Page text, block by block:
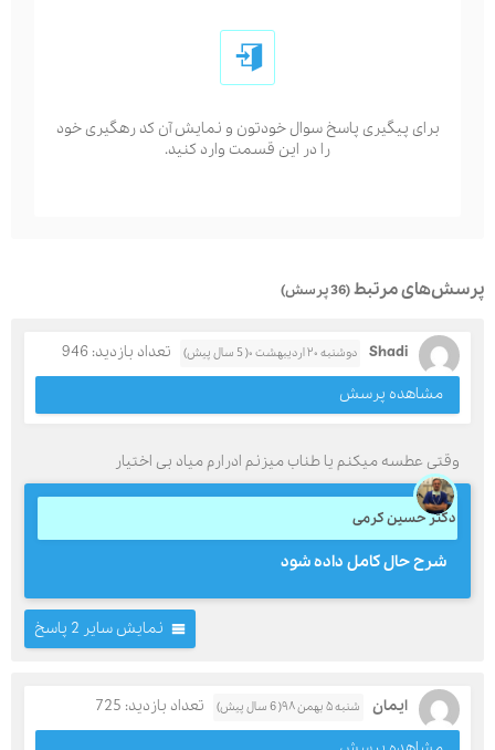
برای پیگیری پاسخ سوال خودتون و نمایش آن کد رهگیری خود
را در این قسمت وارد کنید.
پرسش‌های مرتبط(36 پرسش)
Shadi دوشنبه ۲۰ اردیبهشت ۰( 5 سال پیش)
تعداد بازدید: 946
مشاهده پرسش
وقتی عطسه میکنم یا طناب میزنم ادرارم میاد بی اختیار
دکتر حسین کرمی
شرح حال کامل داده شود
نمایش سایر 2 پاسخ
ايمان شنبه ۵ بهمن ۹۸( 6 سال پیش)
تعداد بازدید: 725